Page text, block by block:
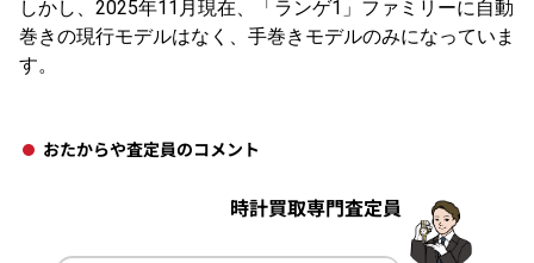
しかし、​2025年11月現在、「ランゲ1」ファミリーに自動
巻きの現行モデルはなく、手巻きモデルのみになっていま
す。
おたからや査定員のコメント
時計買取専門査定員